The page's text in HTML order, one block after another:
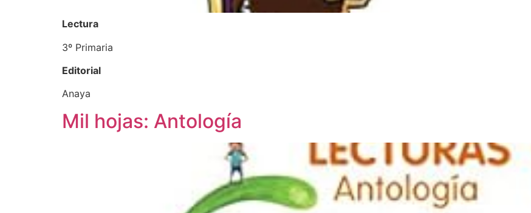
Lectura
3º Primaria
Editorial
Anaya
Mil hojas: Antología